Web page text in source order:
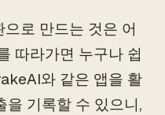
로 만드는 것은 어
따라가면 누구나 쉽
와 같은 앱을 활
을 기록할 수 있으니,